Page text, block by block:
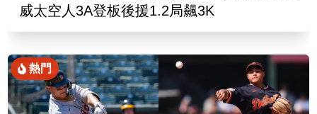
威太空人3A登板後援1.2局飆3K
熱門